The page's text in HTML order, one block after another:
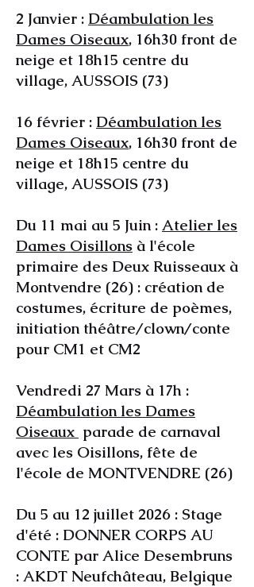
2 Janvier : Déambulation les
Dames Oiseaux, 16h30 front de
neige et 18h15 centre du
village, AUSSOIS (73)
16 février : Déambulation les
Dames Oiseaux, 16h30 front de
neige et 18h15 centre du
village, AUSSOIS (73)
Du 11 mai au 5 Juin : Atelier les
Dames Oisillons à l'école
primaire des Deux Ruisseaux à
Montvendre (26) : création de
costumes, écriture de poèmes,
initiation théâtre/clown/conte
pour CM1 et CM2
Vendredi 27 Mars à 17h :
Déambulation les Dames
Oiseaux parade de carnaval
avec les Oisillons, fête de
l'école de MONTVENDRE (26)
Du 5 au 12 juillet 2026 : Stage
d'été : DONNER CORPS AU
CONTE par Alice Desembruns
: AKDT Neufchâteau, Belgique